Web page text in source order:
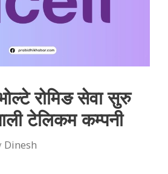
रोमिङ सेवा सुरु
टेलिकम कम्पनी
Dinesh